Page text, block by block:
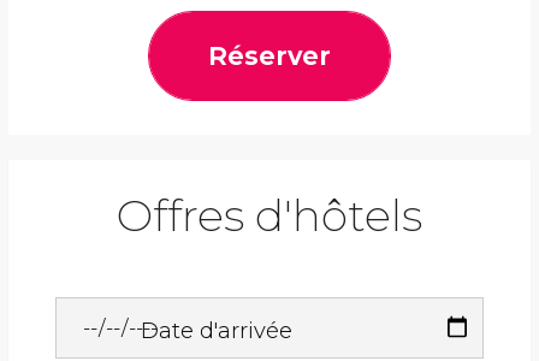
Réserver
Offres d'hôtels
Date d'arrivée